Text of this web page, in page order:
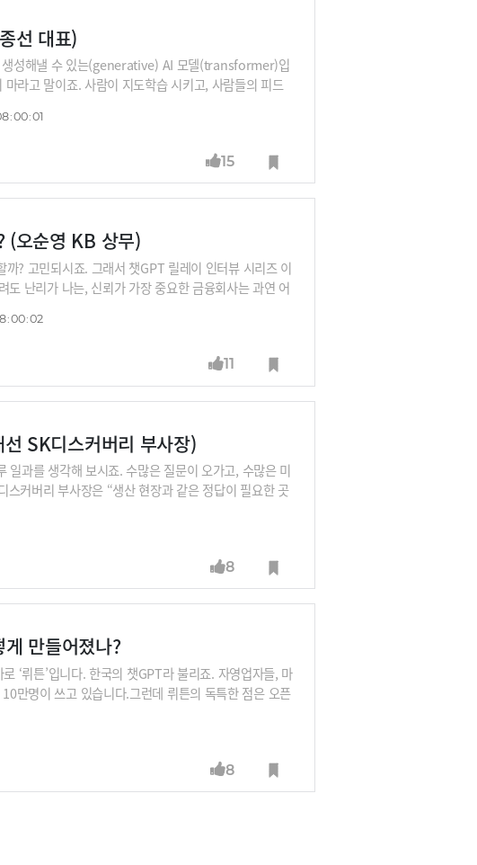
선 대표)
성해낼 수 있는(generative) AI 모델(transformer)입
라고 말이죠. 사람이 지도학습 시키고, 사람들의 피드
것인지, 어떤 목적으로 쓰일 것인지가 달라집니다. 전
연구소장, 구태언 법무법인 린 변호사, 오순영 KB금
선 인포보스 공동대표, 이세영 뤼튼 대표, 김종윤 스캐
15
(오순영 KB 상무)
? 고민되시죠. 그래서 챗GPT 릴레이 인터뷰 시리즈 이
난리가 나는, 신뢰가 가장 중요한 금융회사는 과연 어
다. 도메인 지식, 전문성이 더 중요해졌다”고도 말합
금융 AI센터장, 남세동 보이저엑스 대표, 박성현 리벨
스캐터랩 대표(이루다 개발사), 이건복 마이크로소프트
11
SK디스커버리 부사장)
과를 생각해 보시죠. 수많은 질문이 오가고, 수많은 미
커버리 부사장은 “생산 현장과 같은 정답이 필요한 곳
인업 : 김지현 SKT 부사장, 배순민 KT AI2XL 연구소
종윤 스캐터랩 대표(이루다 개발사), 이건복 마이크로
8
만들어졌나?
‘뤼튼’입니다. 한국의 챗GPT라 불리죠. 자영업자들, 마
만명이 쓰고 있습니다.그런데 뤼튼의 독특한 점은 오픈
장점은 무엇인지, 어떻게 하나의 서비스를 위해 다양
커버리 부사장, 남세동 보이저엑스 대표, 박성현 리벨
스캐터랩 대표(이루다 개발사), 이건복 마이크로소프트
8